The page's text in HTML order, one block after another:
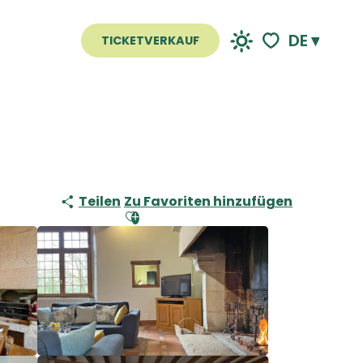
TICKETVERKAUF DE
Teilen Ajouter aux favoris
Zu Favoriten hinzufügen